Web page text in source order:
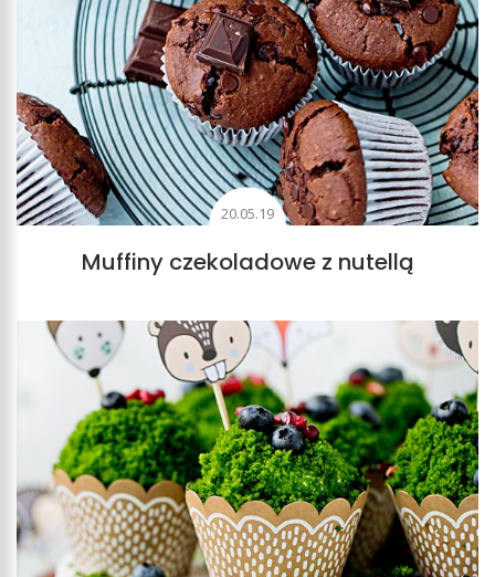
20.05.19
Muffiny czekoladowe z nutellą